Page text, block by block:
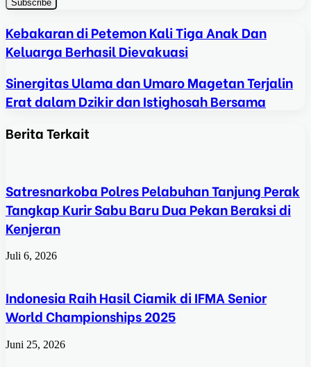
Kebakaran di Petemon Kali Tiga Anak Dan
Keluarga Berhasil Dievakuasi
Sinergitas Ulama dan Umaro Magetan Terjalin
Erat dalam Dzikir dan Istighosah Bersama
Berita Terkait
Satresnarkoba Polres Pelabuhan Tanjung Perak
Tangkap Kurir Sabu Baru Dua Pekan Beraksi di
Kenjeran
Juli 6, 2026
Indonesia Raih Hasil Ciamik di IFMA Senior
World Championships 2025
Juni 25, 2026